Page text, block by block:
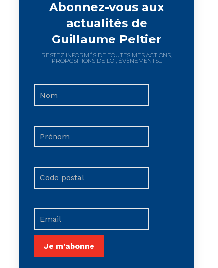
Abonnez-vous aux
actualités de
Guillaume Peltier
RESTEZ INFORMÉS DE TOUTES MES ACTIONS,
PROPOSITIONS DE LOI, ÉVÈNEMENTS...